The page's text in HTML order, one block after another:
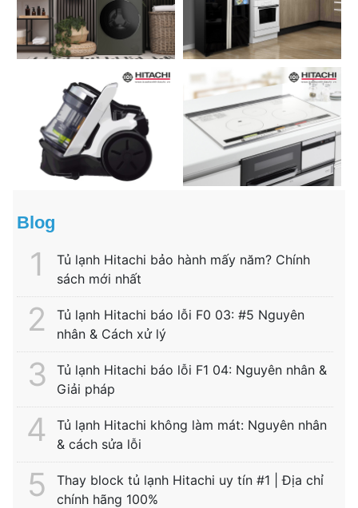
Blog
Tủ lạnh Hitachi bảo hành mấy năm? Chính
sách mới nhất
Tủ lạnh Hitachi báo lỗi F0 03: #5 Nguyên
nhân & Cách xử lý
Tủ lạnh Hitachi báo lỗi F1 04: Nguyên nhân &
Giải pháp
Tủ lạnh Hitachi không làm mát: Nguyên nhân
& cách sửa lỗi
Thay block tủ lạnh Hitachi uy tín #1 | Địa chỉ
chính hãng 100%